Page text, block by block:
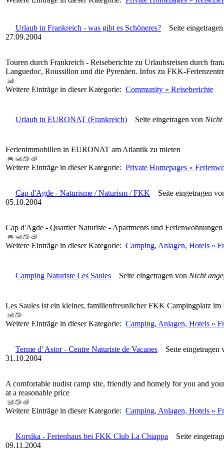
Urlaub in Frankreich - was gibt es Schöneres? Seite
27.09.2004
Touren durch Frankreich - Reiseberichte zu Urlaubsreisen durch
Languedoc, Roussillon und die Pyrenäen. Infos zu FKK-
Weitere Einträge in dieser Kategorie: Community » Reiseberichte
Urlaub in EURONAT (Frankreich) Seite eingetragen von Nicht
Ferienimmobilien in EURONAT am Atlantik zu mieten
Weitere Einträge in dieser Kategorie: Private Homepages »
Cap d'Agde - Naturisme / Naturism / FKK Seite eingetragen
05.10.2004
Cap d'Agde - Quartier Naturiste - Apartments und Ferienwohnungen
Weitere Einträge in dieser Kategorie: Camping, Anlagen, Hotels »
Camping Naturiste Les Saules Seite eingetragen von Nicht
Les Saules ist ein kleiner, familienfreunlicher FKK Campingplatz im
Weitere Einträge in dieser Kategorie: Camping, Anlagen, Hotels »
Terme d' Astor - Centre Naturiste de Vacanes Seite eingetragen
31.10.2004
A comfortable nudist camp site, friendly and homely for you and
at a reasonable price
Weitere Einträge in dieser Kategorie: Camping, Anlagen, Hotels »
Korsika - Ferienhaus bei FKK Club La Chiappa Seite
09.11.2004